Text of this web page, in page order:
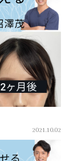
2021.10.02